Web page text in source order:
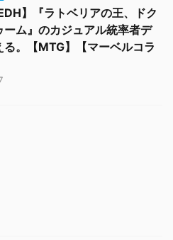
】『ラトベリアの王、ドク
ーム』のカジュアル統率者デ
る。【MTG】【マーベルコラ